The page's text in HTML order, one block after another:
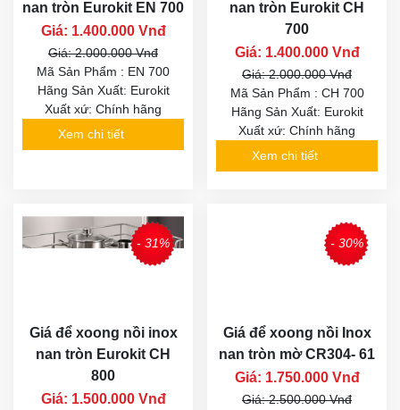
nan tròn Eurokit EN 700
Giá: 1.400.000 Vnđ
Giá: 2.000.000 Vnđ
Mã Sản Phẩm : EN 700
Hãng Sản Xuất: Eurokit
Xuất xứ: Chính hãng
Xem chi tiết
nan tròn Eurokit CH
700
Giá: 1.400.000 Vnđ
Giá: 2.000.000 Vnđ
Mã Sản Phẩm : CH 700
Hãng Sản Xuất: Eurokit
Xuất xứ: Chính hãng
Xem chi tiết
- 31%
Giá để xoong nồi inox
nan tròn Eurokit CH
800
Giá: 1.500.000 Vnđ
- 30%
Giá để xoong nồi Inox
nan tròn mờ CR304- 61
Giá: 1.750.000 Vnđ
Giá: 2.500.000 Vnđ